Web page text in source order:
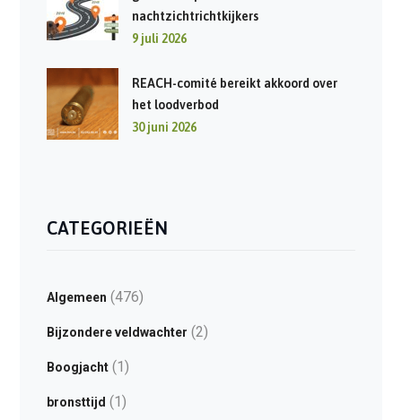
nachtzichtrichtkijkers
9 juli 2026
REACH-comité bereikt akkoord over
het loodverbod
30 juni 2026
CATEGORIEËN
Algemeen (476)
Bijzondere veldwachter (2)
Boogjacht(1)
bronsttijd (1)